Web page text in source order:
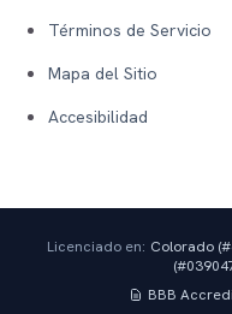
Términos de Servicio
Mapa del Sitio
Accesibilidad
Licenciado en: Colorado (#
(#
BBB